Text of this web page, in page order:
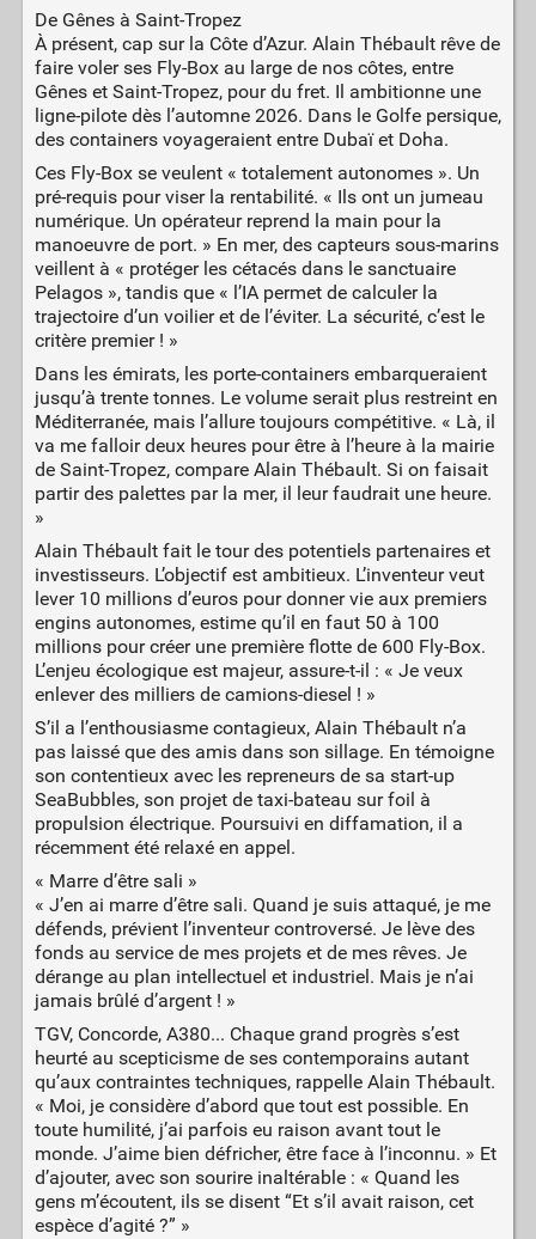
De Gênes à Saint-Tropez
À présent, cap sur la Côte d’Azur. Alain Thébault rêve de
faire voler ses Fly-Box au large de nos côtes, entre
Gênes et Saint-Tropez, pour du fret. Il ambitionne une
ligne-pilote dès l’automne 2026. Dans le Golfe persique,
des containers voyageraient entre Dubaï et Doha.
Ces Fly-Box se veulent « totalement autonomes ». Un
pré-requis pour viser la rentabilité. « Ils ont un jumeau
numérique. Un opérateur reprend la main pour la
manoeuvre de port. » En mer, des capteurs sous-marins
veillent à « protéger les cétacés dans le sanctuaire
Pelagos », tandis que « l’IA permet de calculer la
trajectoire d’un voilier et de l’éviter. La sécurité, c’est le
critère premier ! »
Dans les émirats, les porte-containers embarqueraient
jusqu’à trente tonnes. Le volume serait plus restreint en
Méditerranée, mais l’allure toujours compétitive. « Là, il
va me falloir deux heures pour être à l’heure à la mairie
de Saint-Tropez, compare Alain Thébault. Si on faisait
partir des palettes par la mer, il leur faudrait une heure.
»
Alain Thébault fait le tour des potentiels partenaires et
investisseurs. L’objectif est ambitieux. L’inventeur veut
lever 10 millions d’euros pour donner vie aux premiers
engins autonomes, estime qu’il en faut 50 à 100
millions pour créer une première flotte de 600 Fly-Box.
L’enjeu écologique est majeur, assure-t-il : « Je veux
enlever des milliers de camions-diesel ! »
S’il a l’enthousiasme contagieux, Alain Thébault n’a
pas laissé que des amis dans son sillage. En témoigne
son contentieux avec les repreneurs de sa start-up
SeaBubbles, son projet de taxi-bateau sur foil à
propulsion électrique. Poursuivi en diffamation, il a
récemment été relaxé en appel.
« Marre d’être sali »
« J’en ai marre d’être sali. Quand je suis attaqué, je me
défends, prévient l’inventeur controversé. Je lève des
fonds au service de mes projets et de mes rêves. Je
dérange au plan intellectuel et industriel. Mais je n’ai
jamais brûlé d’argent ! »
TGV, Concorde, A380... Chaque grand progrès s’est
heurté au scepticisme de ses contemporains autant
qu’aux contraintes techniques, rappelle Alain Thébault.
« Moi, je considère d’abord que tout est possible. En
toute humilité, j’ai parfois eu raison avant tout le
monde. J’aime bien défricher, être face à l’inconnu. » Et
d’ajouter, avec son sourire inaltérable : « Quand les
gens m’écoutent, ils se disent “Et s’il avait raison, cet
espèce d’agité ?” »